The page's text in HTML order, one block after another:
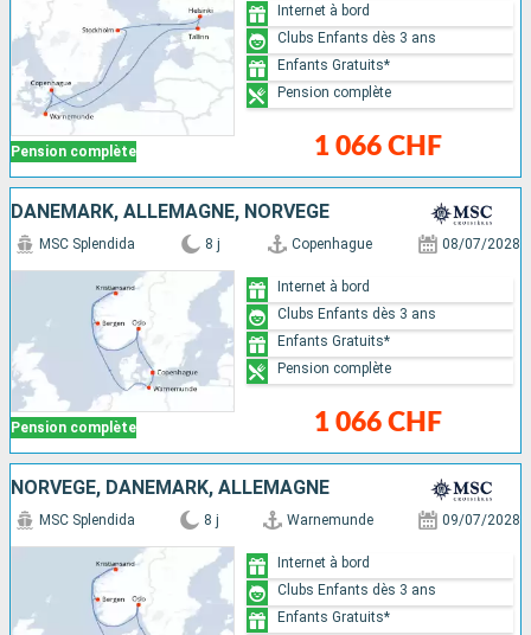
Pension complète 1 066 CHF
Internet à bord
Clubs Enfants dès 3 ans
Enfants Gratuits*
Pension complète
DANEMARK, ALLEMAGNE, NORVÈGE
Pension complète
MSC Splendida 8 j Copenhague 08/07/2028
1 066 CHF
Internet à bord
Clubs Enfants dès 3 ans
Enfants Gratuits*
Pension complète
NORVÈGE, DANEMARK, ALLEMAGNE
MSC Splendida 8 j Warnemunde 09/07/2028
Internet à bord
Clubs Enfants dès 3 ans
Enfants Gratuits*